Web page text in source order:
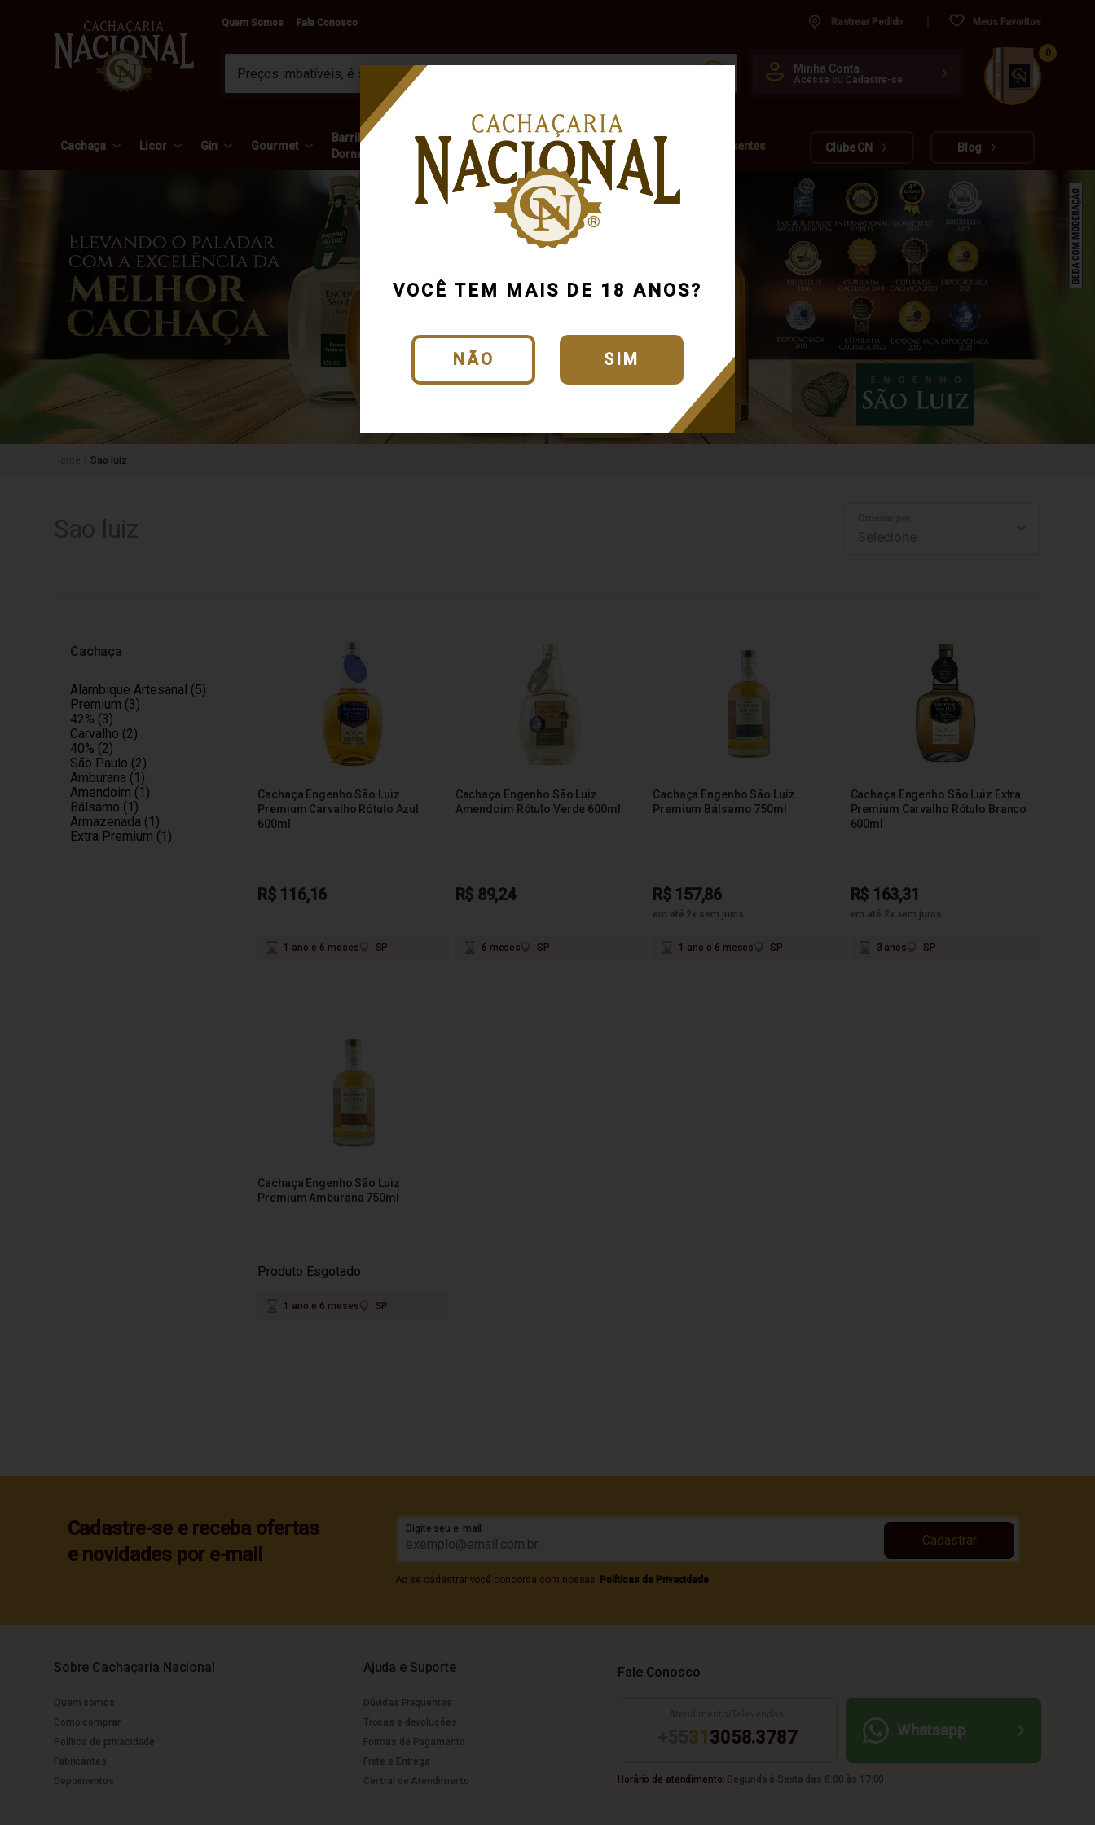
VOCÊ TEM MAIS DE 18 ANOS?
NÃO SIM
Quem Somos Fale Conosco Rastrear Pedido Meus Favoritos
Minha Conta
Acesse ou Cadastre-se
www.cachacarianacional.com.br
CUIDADO FRÁGIL
0
Cachaça Licor Gin Gourmet
Barril e
Dorna
Acessórios
Outras
Bebidas
Marcas Presentes Clube CN Blog
Sao luiz
Cachaça
Alambique Artesanal (5)
Premium (3)
42% (3)
Carvalho (2)
40% (2)
São Paulo (2)
Amburana (1)
Amendoim (1)
Bálsamo (1)
Armazenada (1)
Extra Premium (1)
Cachaça Engenho São Luiz
Premium Carvalho Rótulo Azul
600ml
R$ 116,16
1 ano e 6 meses SP
Cachaça Engenho São Luiz
Amendoim Rótulo Verde 600ml
R$ 89,24
6 meses SP
Cachaça Engenho São Luiz
Premium Bálsamo 750ml
R$ 157,86
em até 2x sem juros
1 ano e 6 meses SP
Cachaça Engenho São Luiz Extra
Premium Carvalho Rótulo Branco
600ml
R$ 163,31
em até 2x sem juros
3 anos SP
Cachaça Engenho São Luiz
Premium Amburana 750ml
Produto Esgotado
1 ano e 6 meses SP
Cadastre-se e receba ofertas
e novidades por e-mail
Digite seu e-mail
Ao se cadastrar você concorda com nossas Políticas de Privacidade
Cadastrar
Sobre Cachaçaria Nacional
Quem somos
Como comprar
Política de privacidade
Fabricantes
Depoimentos
Ajuda e Suporte
Dúvidas Frequentes
Trocas e devoluções
Formas de Pagamento
Frete e Entrega
Central de Atendimento
Fale Conosco
31 3058.3787 Whatsapp
Horário de atendimento: Segunda à Sexta das 8:00 às 17:00